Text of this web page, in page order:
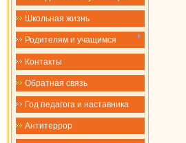
Школьная жизнь
Родителям и учащимся
Контакты
Обратная связь
Год педагога и наставника
Антитеррор